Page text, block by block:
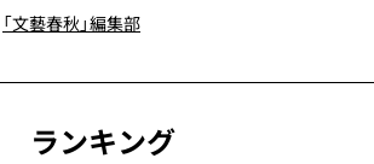
「文藝春秋」編集部
ランキング